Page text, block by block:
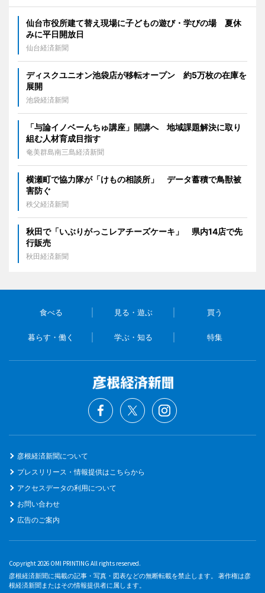
仙台市役所建て替え現場に子どもの遊び・学びの場 夏休
みに平日開放日
仙台経済新聞
ディスクユニオン池袋店が移転オープン 約5万枚の在庫を
展開
池袋経済新聞
「与論イノベーんちゅ講座」開講へ 地域課題解決に取り
組む人材育成目指す
奄美群島南三島経済新聞
横瀬町で協力隊が「けもの相談所」 データ蓄積で鳥獣被
害防ぐ
秩父経済新聞
秋田で「いぶりがっこレアチーズケーキ」 県内14店で先
行販売
秋田経済新聞
食べる 見る・遊ぶ 買う
暮らす・働く 学ぶ・知る 特集
彦根経済新聞について
プレスリリース・情報提供はこちらから
アクセスデータの利用について
お問い合わせ
広告のご案内
Copyright 2026 OMI PRINTING All rights reserved.
彦根経済新聞に掲載の記事・写真・図表などの無断転載を禁止します。 著作権は彦
根経済新聞またはその情報提供者に属します。